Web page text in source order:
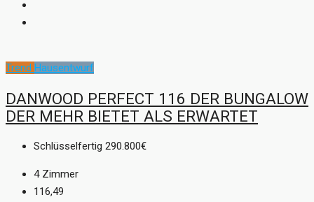
Trend Hausentwurf
DANWOOD PERFECT 116 DER BUNGALOW
DER MEHR BIETET ALS ERWARTET
Schlüsselfertig 290.800€
4 Zimmer
116,49